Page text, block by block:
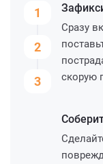
1
2
3
Сразу
скорую